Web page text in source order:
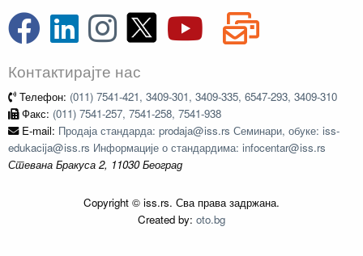
Контактирајте нас
Телефон: (011) 7541-421, 3409-301, 3409-335, 6547-293, 3409-310
Факс: (011) 7541-257, 7541-258, 7541-938
E-mail: Продаја стандарда: prodaja@iss.rs Семинари, обуке: iss-
edukacija@iss.rs Информације о стандардима: infocentar@iss.rs
Стевана Бракуса 2, 11030 Београд
Copyright © iss.rs. Сва права задржана.
Created by: oto.bg